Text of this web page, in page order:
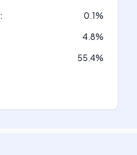
: 0.1%
4.8%
55.4%